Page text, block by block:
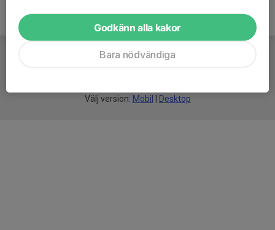
Välj version: Mobil Desktop
Godkänn alla kakor
Bara nödvändiga